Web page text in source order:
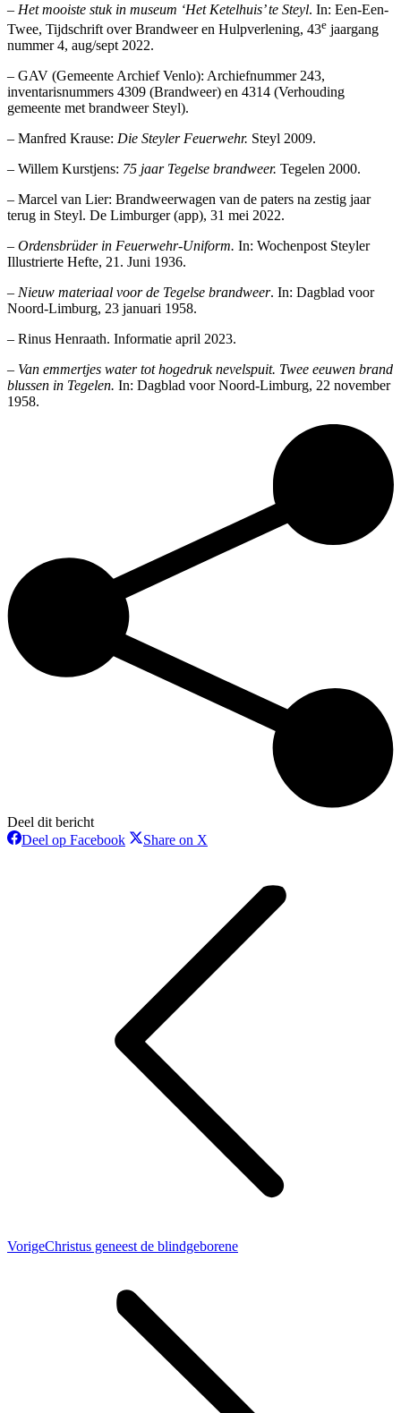
– Het mooiste stuk in museum ‘Het Ketelhuis’ te Steyl. In: Een-Een-
Twee, Tijdschrift over Brandweer en Hulpverlening, 43e jaargang
nummer 4, aug/sept 2022.
– GAV (Gemeente Archief Venlo): Archiefnummer 243,
inventarisnummers 4309 (Brandweer) en 4314 (Verhouding
gemeente met brandweer Steyl).
– Manfred Krause: Die Steyler Feuerwehr. Steyl 2009.
– Willem Kurstjens: 75 jaar Tegelse brandweer. Tegelen 2000.
– Marcel van Lier: Brandweerwagen van de paters na zestig jaar
terug in Steyl. De Limburger (app), 31 mei 2022.
– Ordensbrüder in Feuerwehr-Uniform. In: Wochenpost Steyler
Illustrierte Hefte, 21. Juni 1936.
– Nieuw materiaal voor de Tegelse brandweer. In: Dagblad voor
Noord-Limburg, 23 januari 1958.
– Rinus Henraath. Informatie april 2023.
– Van emmertjes water tot hogedruk nevelspuit. Twee eeuwen brand
blussen in Tegelen. In: Dagblad voor Noord-Limburg, 22 november
1958.
Deel dit bericht
Deel op FacebookDeelShare on X
VorigeVorig
Christus geneest de blindgeborene